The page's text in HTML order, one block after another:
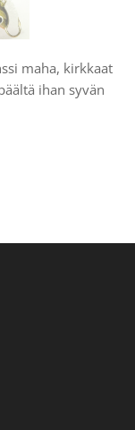
maha, kirkkaat
ihan syvän